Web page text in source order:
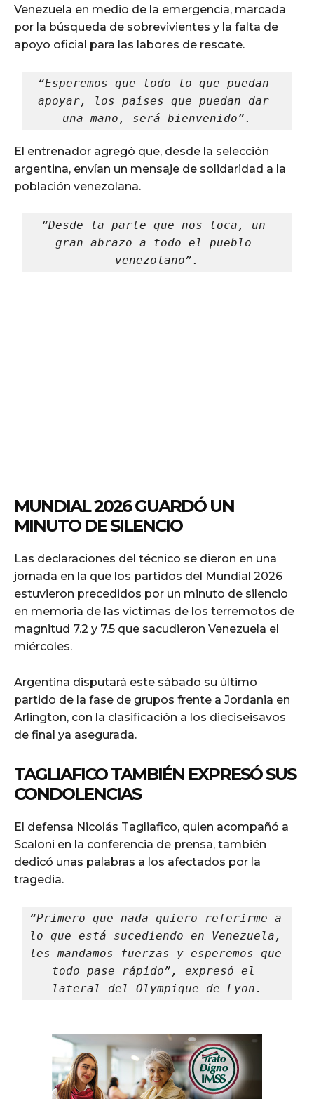
Venezuela en medio de la emergencia, marcada
por la búsqueda de sobrevivientes y la falta de
apoyo oficial para las labores de rescate.
“Esperemos que todo lo que puedan
apoyar, los países que puedan dar
una mano, será bienvenido”.
El entrenador agregó que, desde la selección
argentina, envían un mensaje de solidaridad a la
población venezolana.
“Desde la parte que nos toca, un
gran abrazo a todo el pueblo
venezolano”.
MUNDIAL 2026 GUARDÓ UN
MINUTO DE SILENCIO
Las declaraciones del técnico se dieron en una
jornada en la que los partidos del Mundial 2026
estuvieron precedidos por un minuto de silencio
en memoria de las víctimas de los terremotos de
magnitud 7.2 y 7.5 que sacudieron Venezuela el
miércoles.
Argentina disputará este sábado su último
partido de la fase de grupos frente a Jordania en
Arlington, con la clasificación a los dieciseisavos
de final ya asegurada.
TAGLIAFICO TAMBIÉN EXPRESÓ SUS
CONDOLENCIAS
El defensa Nicolás Tagliafico, quien acompañó a
Scaloni en la conferencia de prensa, también
dedicó unas palabras a los afectados por la
tragedia.
“Primero que nada quiero referirme a
lo que está sucediendo en Venezuela,
les mandamos fuerzas y esperemos que
todo pase rápido”, expresó el
lateral del Olympique de Lyon.